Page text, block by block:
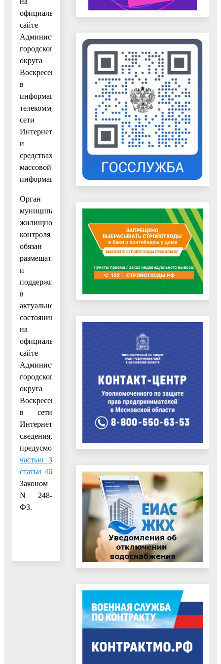
официальном
сайте
Администрации
городского
округа
Воскресенск
в
информационно-
телекоммуникационной
сети
Интернет
и
средствах
массовой
информации.
Орган
муниципального
жилищного
контроля
обязан
размещать
и
поддерживать
в
актуальном
состоянии
на
официальном
сайте
Администрации
городского
округа
Воскресенск
в сети
Интернет
сведения,
предусмотренные
частью 3
статьи 46
Законом
N 248-
ФЗ.